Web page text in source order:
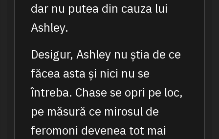
dar nu putea din cauza lui
Ashley.
Desigur, Ashley nu știa de ce
făcea asta și nici nu se
întreba. Chase se opri pe loc,
pe măsură ce mirosul de
feromoni devenea tot mai